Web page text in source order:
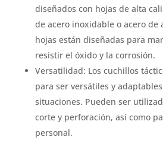
diseñados con hojas de alta
de acero inoxidable o acero de
hojas están diseñadas para
resistir el óxido y la corrosión.
Versatilidad: Los cuchillos
para ser versátiles y
situaciones. Pueden ser
corte y perforación, así como
personal.